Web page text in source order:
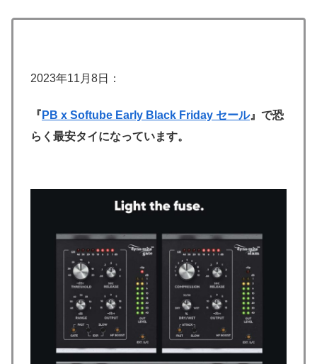
2023年11月8日：
『 PB x Softube Early Black Friday セール』で恐
らく最安タイになっています。